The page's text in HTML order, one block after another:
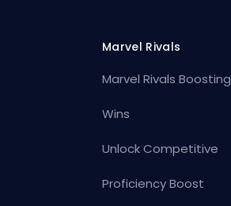
Marvel Rivals
Marvel Rivals Boosting
Wins
Unlock Competitive
Proficiency Boost